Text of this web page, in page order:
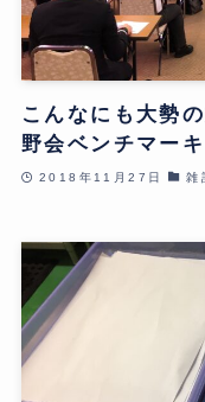
こんなにも大勢
野会ベンチマーキ
2018年11月27日 雑